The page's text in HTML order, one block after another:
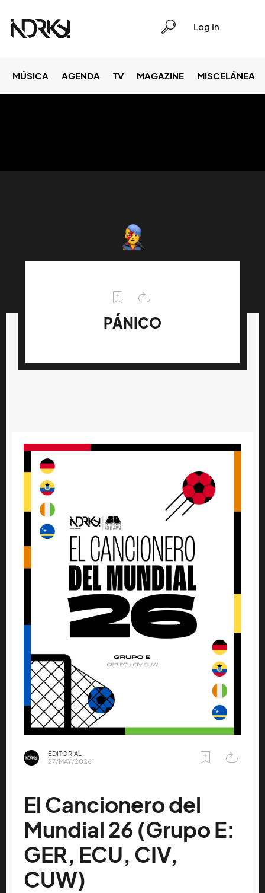
Log In
MÚSICA AGENDA TV MAGAZINE MISCELÁNEA
PÁNICO
EDITORIAL
27/MAY/2026
El Cancionero del
Mundial 26 (Grupo E:
GER, ECU, CIV,
CUW)